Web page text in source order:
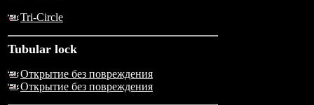
Tri-Circle
Tubular lock
Открытие без повреждения
Открытие без повреждения